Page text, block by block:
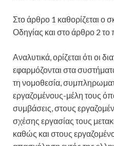
Στο άρθρο 1 καθορίζεται ο
Οδηγίας και στο άρθρο 2 το
Αναλυτικά, ορίζεται ότι οι
εφαρμόζονται στα
τη νομοθεσία,
εργαζομένους-μέλη τους
συμβάσεις, στους
σχέσης εργασίας τους
καθώς και στους